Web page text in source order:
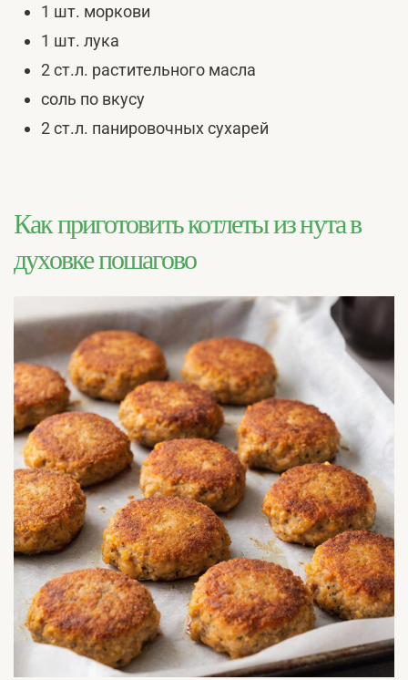
1 шт. моркови
1 шт. лука
2 ст.л. растительного масла
соль по вкусу
2 ст.л. панировочных сухарей
Как приготовить котлеты из нута в
духовке пошагово